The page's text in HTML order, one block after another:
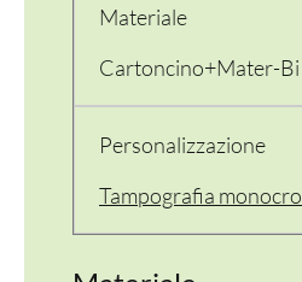
TERMOSALDABILI
PERSONALIZZATI
Materiale
Cartoncino+Mater-Bi
Personalizzazione
Tampografia